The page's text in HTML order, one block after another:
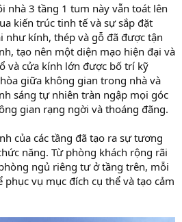
nhà 3 tầng 1 tum này vẫn toát lên
kiến trúc tinh tế và sự sắp đặt
như kính, thép và gỗ đã được tận
tạo nên một diện mạo hiện đại và
và cửa kính lớn được bố trí kỹ
giữa không gian trong nhà và
sáng tự nhiên tràn ngập mọi góc
gian rạng ngời và thoáng đãng.
của các tầng đã tạo ra sự tương
năng. Từ phòng khách rộng rãi
ngủ riêng tư ở tầng trên, mỗi
vụ mục đích cụ thể và tạo cảm